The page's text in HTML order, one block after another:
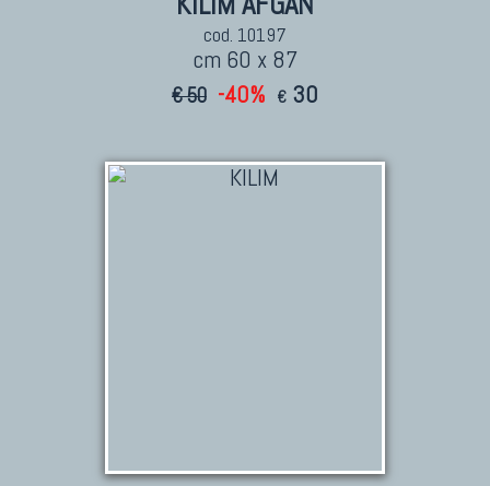
cod. 10197
cm 60 x 87
€ 50 -40% € 30